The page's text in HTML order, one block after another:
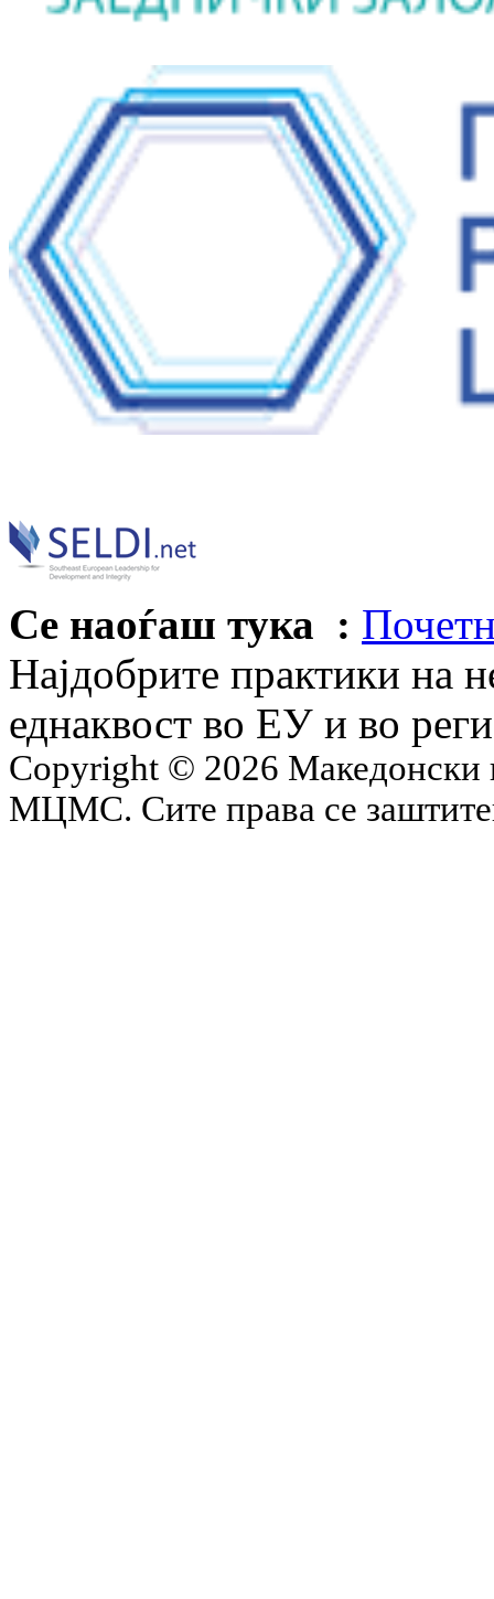
Се наоѓаш тука :
Најдобрите практики на
еднаквост во ЕУ и во
Copyright © 2026 Македонски
МЦМС. Сите права се